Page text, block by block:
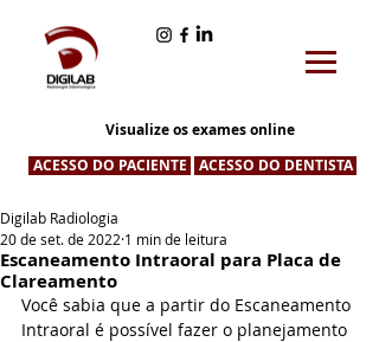
Visualize os exames online
ACESSO DO PACIENTE
ACESSO DO DENTISTA
Escaneamento Intraoral para Placa de
Clareamento
Digilab Radiologia
20 de set. de 2022 1 min de leitura
Você sabia que a partir do Escaneamento
Intraoral é possível fazer o planejamento